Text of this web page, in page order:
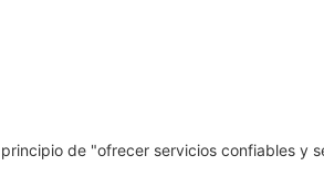
de "ofrecer servicios confiables y